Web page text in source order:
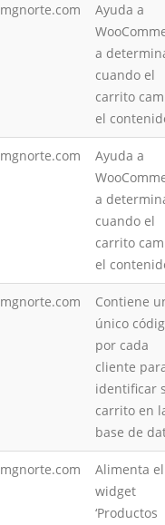
mgnorte.com
Ayuda a
a
cuando el
carrito
el
mgnorte.com
Ayuda a
a
cuando el
carrito
el
mgnorte.com
Contiene
único
por cada
cliente
identificar
carrito en
base de
mgnorte.com
Alimenta el
widget
‘Productos